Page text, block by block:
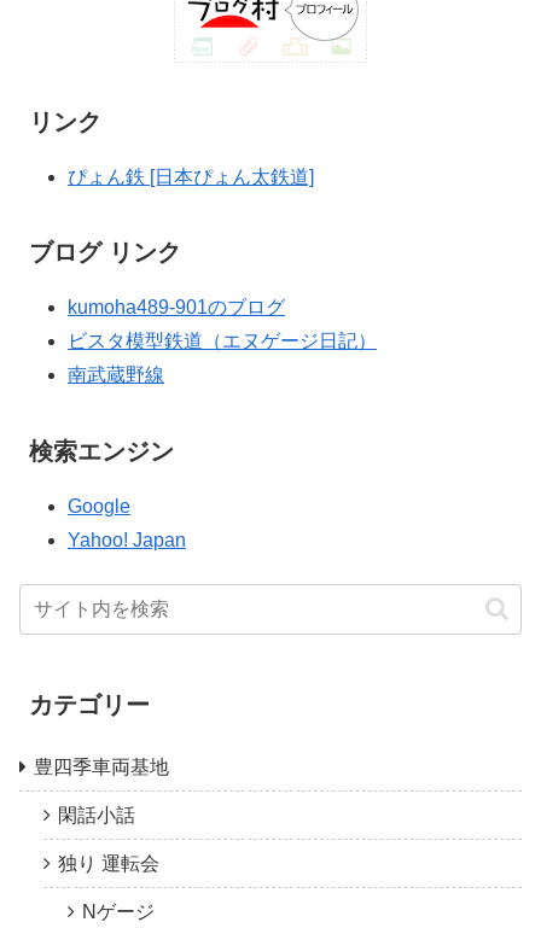
リンク
ぴょん鉄 [日本ぴょん太鉄道]
ブログ リンク
kumoha489-901のブログ
ビスタ模型鉄道（エヌゲージ日記）
南武蔵野線
検索エンジン
Google
Yahoo! Japan
カテゴリー
豊四季車両基地
閑話小話
独り 運転会
Nゲージ